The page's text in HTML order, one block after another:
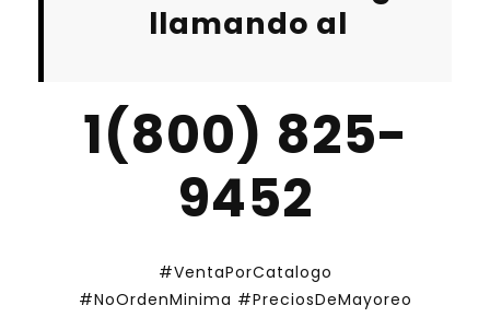
llamando al
1(800) 825-
9452
#VentaPorCatalogo
#NoOrdenMinima #PreciosDeMayoreo